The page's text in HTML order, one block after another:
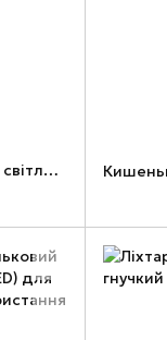
Ліхтар складаний світлодіодний акумуляторний